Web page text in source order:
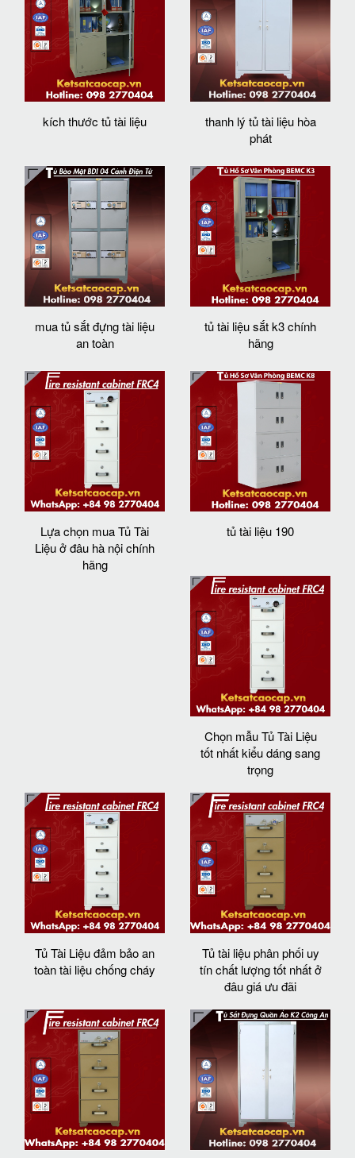
kích thước tủ tài liệu
thanh lý tủ tài liệu hòa
phát
mua tủ sắt đựng tài liệu
an toàn
tủ tài liệu sắt k3 chính
hãng
Lựa chọn mua Tủ Tài
Liệu ở đâu hà nội chính
hãng
tủ tài liệu 190
Chọn mẫu Tủ Tài Liệu
tốt nhất kiểu dáng sang
trọng
Tủ Tài Liệu đảm bảo an
toàn tài liệu chống cháy
Tủ tài liệu phân phối uy
tín chất lượng tốt nhất ở
đâu giá ưu đãi